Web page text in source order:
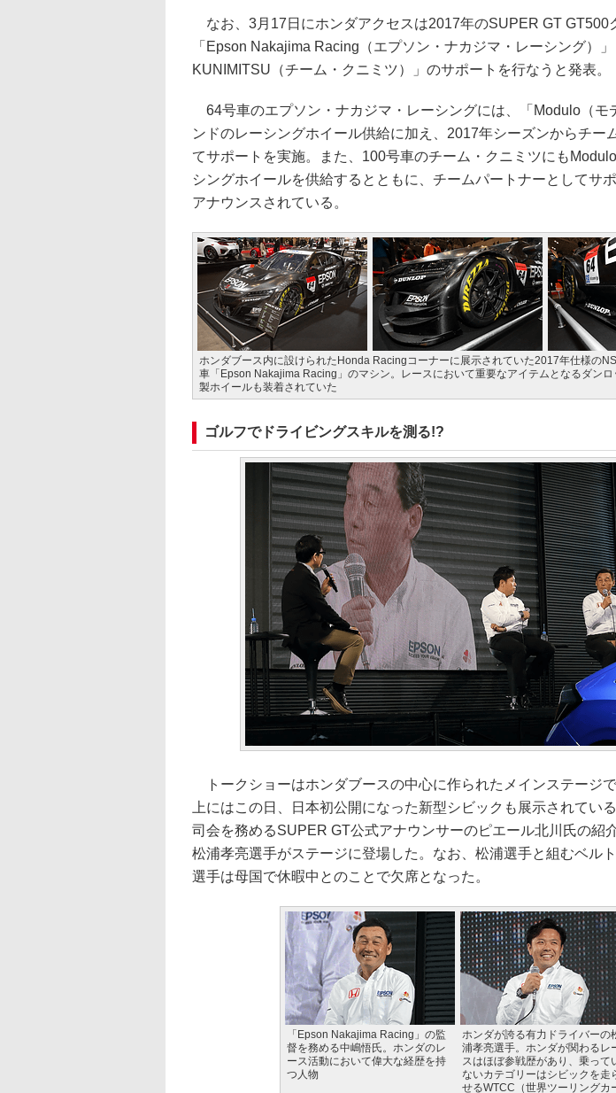
なお、3月17日にホンダアクセスは2017年のSUPER GT GT500
「Epson Nakajima Racing（エプソン・ナカジマ・レーシング）
KUNIMITSU（チーム・クニミツ）」のサポートを行なうと発表。
64号車のエプソン・ナカジマ・レーシングには、「Modulo（モ
ンドのレーシングホイール供給に加え、2017年シーズンからチー
てサポートを実施。また、100号車のチーム・クニミツにも
シングホイールを供給するとともに、チームパートナーとしてサ
アナウンスされている。
ホンダブース内に設けられたHonda Racingコーナーに展示されていた2017年仕様の
車「Epson Nakajima Racing」のマシン。レースにおいて重要なアイテムとなるダン
製ホイールも装着されていた
ゴルフでドライビングスキルを測る!?
トークショーはホンダブースの中心に作られたメインステージ
上にはこの日、日本初公開になった新型シビックも展示されてい
司会を務めるSUPER GT公式アナウンサーのピエール北川氏の紹
松浦孝亮選手がステージに登場した。なお、松浦選手と組むベル
選手は母国で休暇中とのことで欠席となった。
「Epson Nakajima Racing」の監
督を務める中嶋悟氏。ホンダのレ
ース活動において偉大な経歴を持
つ人物
ホンダが誇る有力ドライバーの
浦孝亮選手。ホンダが関わるレ
スはほぼ参戦歴があり、乗って
ないカテゴリーはシビックを走
せるWTCC（世界ツーリングカ